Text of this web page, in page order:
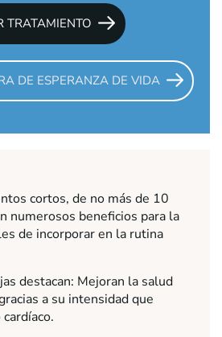
TRATAMIENTO
DE ESPERANZA DE VIDA
cortos, de no más de 10
numerosos beneficios para la
de incorporar en la rutina
destacan: Mejoran la salud
a su intensidad que